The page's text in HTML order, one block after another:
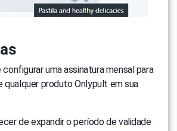
uma assinatura mensal para
qualquer produto Onlypult em sua
de expandir o período de validade